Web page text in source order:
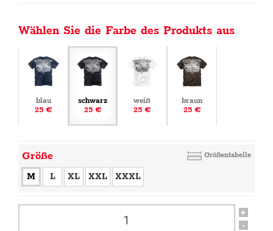
Wählen Sie die Farbe des Produkts aus
blau
25 €
schwarz
25 €
weiß
25 €
braun
25 €
Größe Größentabelle
M L XL XXL XXXL
+
-